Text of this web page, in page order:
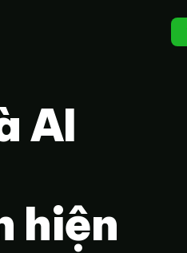
AI
hiện